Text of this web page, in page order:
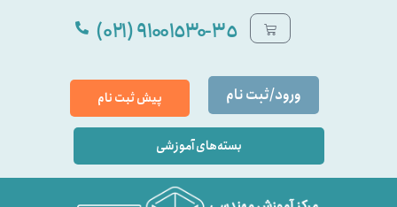
٩۱۰۰۱٥۳۰-۳٥ (۰۲۱)
ورود/ثبت نام پیش ثبت نام
بسته‌های آموزشی